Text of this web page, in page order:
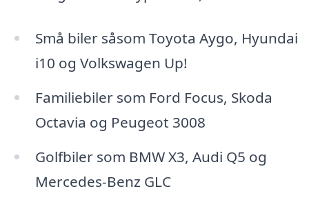
Små biler såsom Toyota Aygo, Hyundai
i10 og Volkswagen Up!
Familiebiler som Ford Focus, Skoda
Octavia og Peugeot 3008
Golfbiler som BMW X3, Audi Q5 og
Mercedes-Benz GLC